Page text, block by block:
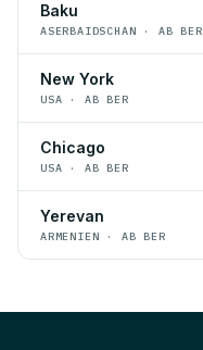
Baku
ASERBAIDSCHAN · AB BER
New York
USA · AB BER
Chicago
USA · AB BER
Yerevan
ARMENIEN · AB BER